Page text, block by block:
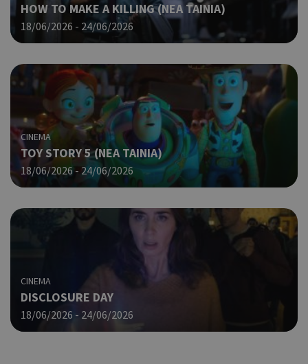
HOW TO MAKE A KILLING (ΝΕΑ ΤΑΙΝΙΑ)
18/06/2026 - 24/06/2026
CINEMA
TOY STORY 5 (NΕΑ ΤΑΙΝΙΑ)
18/06/2026 - 24/06/2026
CINEMA
DISCLOSURE DAY
18/06/2026 - 24/06/2026